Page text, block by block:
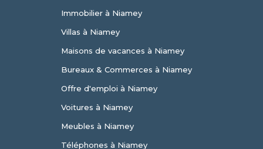
Immobilier à Niamey
Villas à Niamey
Maisons de vacances à Niamey
Bureaux & Commerces à Niamey
Offre d'emploi à Niamey
Voitures à Niamey
Meubles à Niamey
Téléphones à Niamey